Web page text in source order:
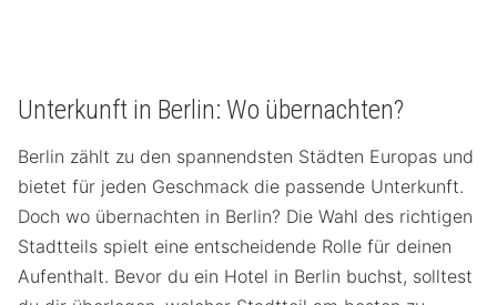
Unterkunft in Berlin: Wo übernachten?
Berlin zählt zu den spannendsten Städten Europas und
bietet für jeden Geschmack die passende Unterkunft.
Doch wo übernachten in Berlin? Die Wahl des richtigen
Stadtteils spielt eine entscheidende Rolle für deinen
Aufenthalt. Bevor du ein Hotel in Berlin buchst, solltest